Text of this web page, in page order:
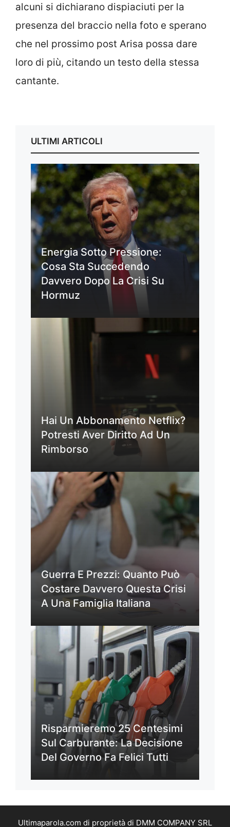
alcuni si dichiarano dispiaciuti per la
presenza del braccio nella foto e sperano
che nel prossimo post Arisa possa dare
loro di più, citando un testo della stessa
cantante.
ULTIMI ARTICOLI
Energia Sotto Pressione:
Cosa Sta Succedendo
Davvero Dopo La Crisi Su
Hormuz
Hai Un Abbonamento Netflix?
Potresti Aver Diritto Ad Un
Rimborso
Guerra E Prezzi: Quanto Può
Costare Davvero Questa Crisi
A Una Famiglia Italiana
Risparmieremo 25 Centesimi
Sul Carburante: La Decisione
Del Governo Fa Felici Tutti
Ultimaparola.com di proprietà di DMM COMPANY SRL